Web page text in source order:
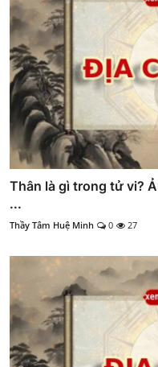
Thân là gì trong tử vi?
...
Thầy Tâm Huệ Minh 0 27